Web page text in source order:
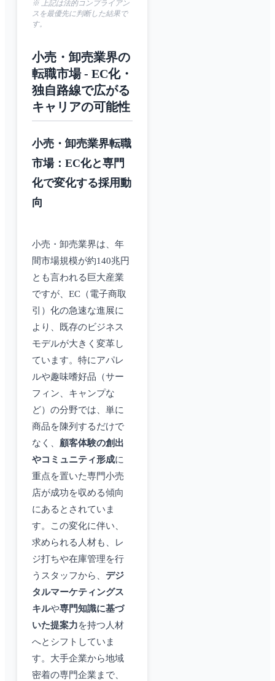
※ 上記は法的コンプライアン
スを最優先に判断した結果で
す。
小売・卸売業界の
転職市場 - EC化・
独自路線で広がる
キャリアの可能性
小売・卸売業界転職
市場：EC化と専門
化で変化する採用動
向
小売・卸売業界は、年
間市場規模が約140兆円
とも言われる巨大産業
ですが、EC（電子商取
引）化の急速な進展に
より、既存のビジネス
モデルが大きく変革し
ています。特にアパレ
ルや趣味嗜好品（サー
フィン、キャンプな
ど）の分野では、単に
商品を陳列するだけで
なく、 顧客体験の創出
やコミュニティ形成に
重点を置いた専門小売
店が成功を収める傾向
にあるとされていま
す。この変化に伴い、
求められる人材も、レ
ジ打ちや在庫管理を行
うスタッフから、 デジ
タルマーケティングス
キルや専門知識に基づ
いた提案力を持つ人材
へとシフトしていま
す。大手企業から地域
密着の専門企業まで、